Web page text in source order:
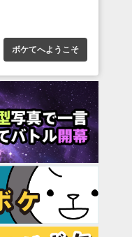
ボケてへようこそ